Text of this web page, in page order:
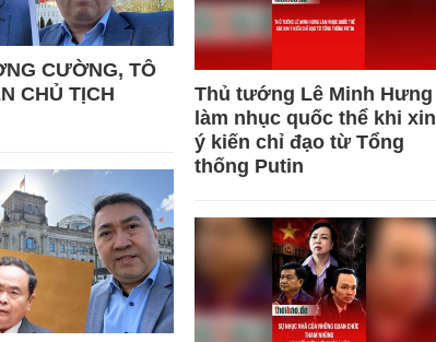
CƯỜNG, TÔ
CHỦ TỊCH
Thủ tướng Lê Minh Hưng
làm nhục quốc thể khi xin
ý kiến chỉ đạo từ Tổng
thống Putin